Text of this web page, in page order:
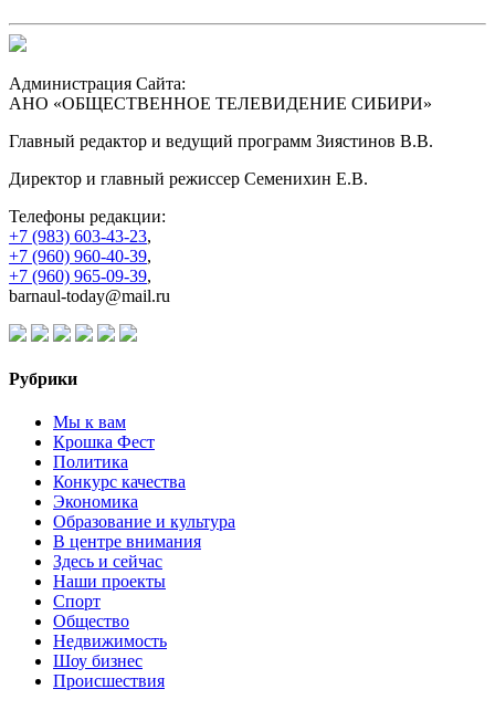
Администрация Сайта:
АНО «ОБЩЕСТВЕННОЕ ТЕЛЕВИДЕНИЕ СИБИРИ»
Главный редактор и ведущий программ Зиястинов В.В.
Директор и главный режиссер Семенихин Е.В.
Телефоны редакции:
+7 (983) 603-43-23,
+7 (960) 960-40-39,
+7 (960) 965-09-39,
barnaul-today@mail.ru
Рубрики
Мы к вам
Крошка Фест
Политика
Конкурс качества
Экономика
Образование и культура
В центре внимания
Здесь и сейчас
Наши проекты
Спорт
Общество
Недвижимость
Шоу бизнес
Происшествия